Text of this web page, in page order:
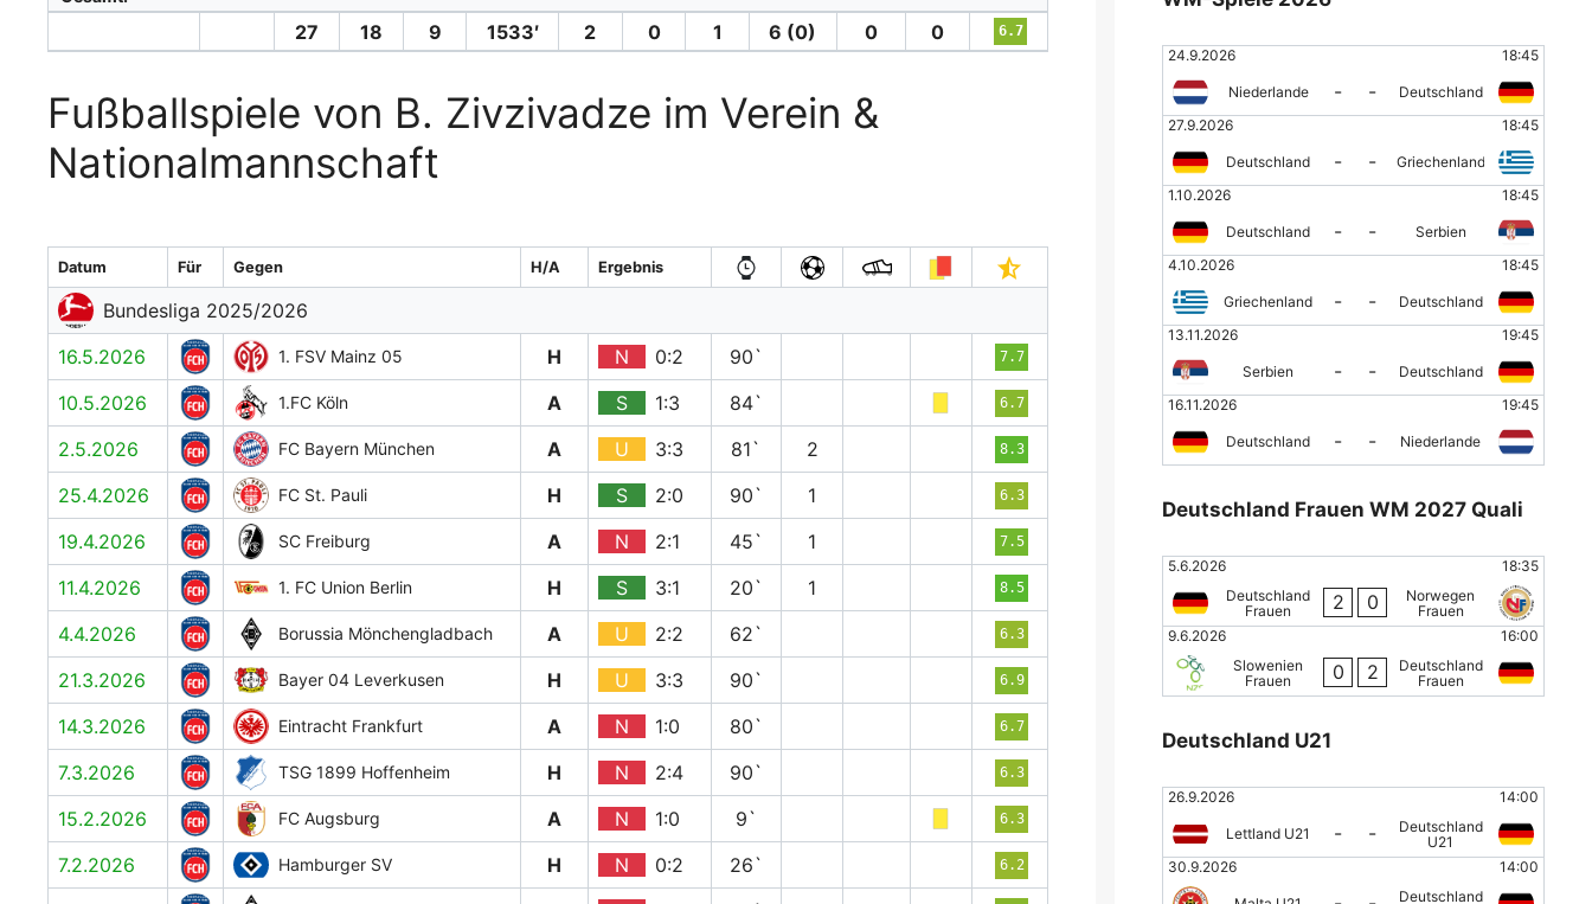
27 18 9 1533′ 2 0 1 6 (0) 0 0 6.7
Fußballspiele von B. Zivzivadze im Verein &
Nationalmannschaft
Datum Für Gegen H/A Ergebnis
Bundesliga 2025/2026
16.5.2026
1. FSV Mainz 05 H N 0:2 90` 7.7
10.5.2026 1.FC Köln A S 1:3 84` 6.7
2.5.2026 FC Bayern München A U 3:3 81` 2 8.3
25.4.2026 FC St. Pauli H S 2:0 90` 1 6.3
19.4.2026 SC Freiburg A N 2:1 45` 1 7.5
11.4.2026 1. FC Union Berlin H S 3:1 20` 1 8.5
4.4.2026 Borussia Mönchengladbach A U 2:2 62` 6.3
21.3.2026 Bayer 04 Leverkusen H U 3:3 90` 6.9
14.3.2026 Eintracht Frankfurt A N 1:0 80` 6.7
7.3.2026 TSG 1899 Hoffenheim H N 2:4 90` 6.3
15.2.2026 FC Augsburg A N 1:0 9` 6.3
7.2.2026 Hamburger SV H N 0:2 26` 6.2
24.9.2026 18:45
Niederlande - -
Deutschland
27.9.2026
18:45
Deutschland - -
Griechenland
1.10.2026
18:45
Deutschland - -
Serbien
4.10.2026
18:45
Griechenland - -
Deutschland
13.11.2026
19:45
Serbien - -
Deutschland
16.11.2026
19:45
Deutschland - - Niederlande
Deutschland Frauen WM 2027 Quali
5.6.2026
18:35
Deutschland
Frauen
2 0
Norwegen
Frauen
9.6.2026
16:00
Slowenien
Frauen
0 2
Deutschland
Frauen
Deutschland U21
26.9.2026 14:00
Lettland U21 - -
Deutschland
U21
30.9.2026
14:00
Deutschland